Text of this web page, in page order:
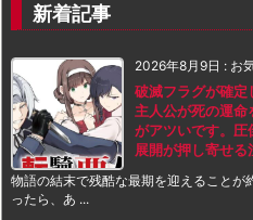
新着記事
2026年8月9日 : お
破滅フラグが確定
主人公が死の運
がアツいです。圧
展開が押し寄せる
物語の結末で残酷な最期を迎えることが
ったら、あ ...